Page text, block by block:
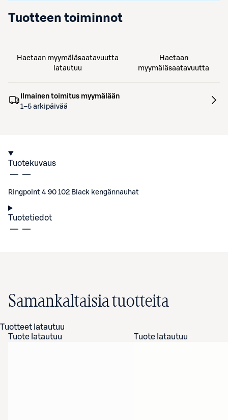
Tuotteen toiminnot
Haetaan myymäläsaatavuutta
latautuu
Haetaan
myymäläsaatavuutta
Ilmainen toimitus myymälään
1–5 arkipäivää
Tuotekuvaus
Ringpoint 4 90 102 Black kengännauhat
Tuotetiedot
Samankaltaisia tuotteita
Tuotteet latautuu
Tuote latautuu
Tuote latautuu